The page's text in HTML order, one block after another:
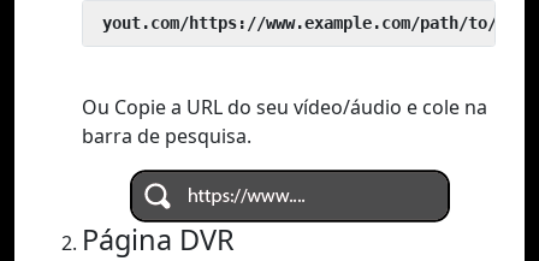
yout.com/https://www.example.com/path/to/
Ou Copie a URL do seu vídeo/áudio e cole na
barra de pesquisa.
Página DVR